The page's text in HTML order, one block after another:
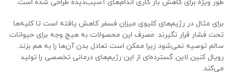
طور ویژه برای کاهش بار کاری اندام‌های آسیب‌دیده طراحی شده است.
برای مثال در رژیم‌های کلیوی میزان فسفر کاهش یافته است تا کلیه‌ها
تحت فشار قرار نگیرند. مصرف این محصولات به هیچ وجه برای حیوانات
سالم توصیه نمی‌شود زیرا ممکن است تعادل بدن آن‌ها را به هم بزند.
رویال کنین لاین گسترده‌ای از این رژیم‌های درمانی تخصصی را تولید
می‌کند.